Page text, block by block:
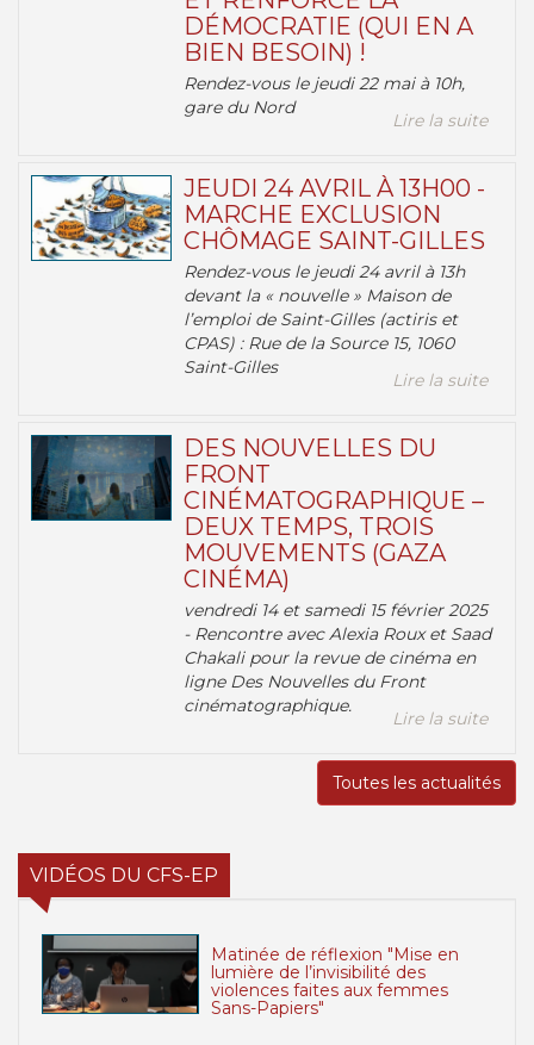
DÉMOCRATIE (QUI EN A
BIEN BESOIN) !
Rendez-vous le jeudi 22 mai à 10h,
gare du Nord
Lire la suite
JEUDI 24 AVRIL À 13H00 -
MARCHE EXCLUSION
CHÔMAGE SAINT-GILLES
Rendez-vous le jeudi 24 avril à 13h
devant la « nouvelle » Maison de
l’emploi de Saint-Gilles (actiris et
CPAS) : Rue de la Source 15, 1060
Saint-Gilles
Lire la suite
DES NOUVELLES DU
FRONT
CINÉMATOGRAPHIQUE –
DEUX TEMPS, TROIS
MOUVEMENTS (GAZA
CINÉMA)
vendredi 14 et samedi 15 février 2025
- Rencontre avec Alexia Roux et Saad
Chakali pour la revue de cinéma en
ligne Des Nouvelles du Front
cinématographique.
Lire la suite
Toutes les actualités
VIDÉOS DU CFS-EP
Matinée de réflexion "Mise en
lumière de l’invisibilité des
violences faites aux femmes
Sans-Papiers"